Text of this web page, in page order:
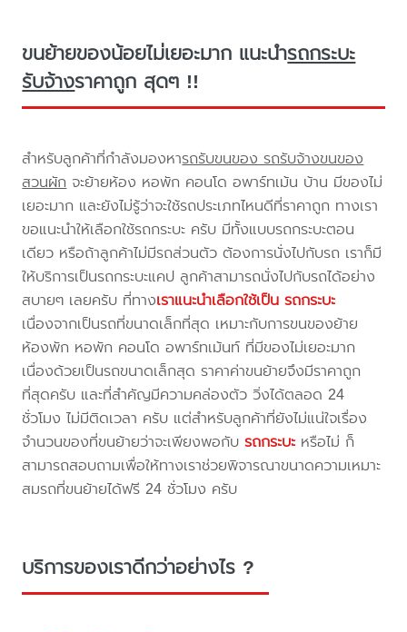
ขนย้ายของน้อยไม่เยอะมาก แนะนำรถกระบะ
รับจ้างราคาถูก สุดๆ !!
สำหรับลูกค้าที่กำลังมองหารถรับขนของ รถรับจ้างขนของ
สวนผัก จะย้ายห้อง หอพัก คอนโด อพาร์ทเม้น บ้าน มีของไม่
เยอะมาก และยังไม่รู้ว่าจะใช้รถประเภทไหนดีที่ราคาถูก ทางเรา
ขอแนะนำให้เลือกใช้รถกระบะ ครับ มีทั้งแบบรถกระบะตอน
เดียว หรือถ้าลูกค้าไม่มีรถส่วนตัว ต้องการนั่งไปกับรถ เราก็มี
ให้บริการเป็นรถกระบะแคป ลูกค้าสามารถนั่งไปกับรถได้อย่าง
สบายๆ เลยครับ ที่ทางเราแนะนำเลือกใช้เป็น รถกระบะ
เนื่องจากเป็นรถที่ขนาดเล็กที่สุด เหมาะกับการขนของย้าย
ห้องพัก หอพัก คอนโด อพาร์ทเม้นท์ ที่มีของไม่เยอะมาก
เนื่องด้วยเป็นรถขนาดเล็กสุด ราคาค่าขนย้ายจึงมีราคาถูก
ที่สุดครับ และที่สำคัญมีความคล่องตัว วิ่งได้ตลอด 24
ชั่วโมง ไม่มีติดเวลา ครับ แต่สำหรับลูกค้าที่ยังไม่แน่ใจเรื่อง
จำนวนของที่ขนย้ายว่าจะเพียงพอกับรถกระบะ หรือไม่ ก็
สามารถสอบถามเพื่อให้ทางเราช่วยพิจารณาขนาดความเหมาะ
สมรถที่ขนย้ายได้ฟรี 24 ชั่วโมง ครับ
บริการของเราดีกว่าอย่างไร ?